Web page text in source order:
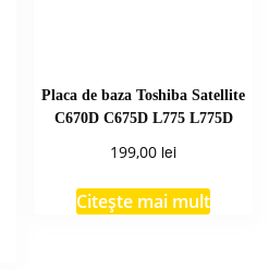
Placa de baza Toshiba Satellite
C670D C675D L775 L775D
199,00 lei
Citește mai mult